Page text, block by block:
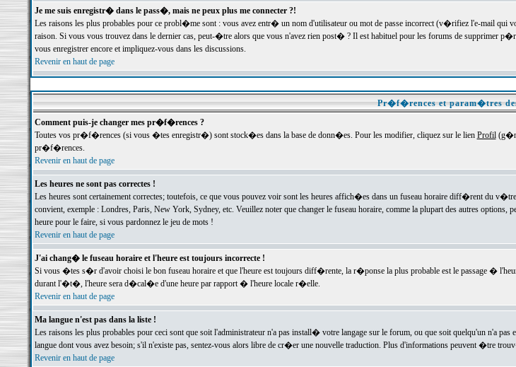
Je me suis enregistr� dans le pass�, mais ne peux plus me connecter ?!
Les raisons les plus probables pour ce probl�me sont : vous avez entr� un nom d'utilisateur ou mot de passe incorrect (v�rifiez l'e-mail
raison. Si vous vous trouvez dans le dernier cas, peut-�tre alors que vous n'avez rien post� ? Il est habituel pour les forums de supprimer
vous enregistrer encore et impliquez-vous dans les discussions.
Revenir en haut de page
Pr�f�rences et param�tres
Comment puis-je changer mes pr�f�rences ?
Toutes vos pr�f�rences (si vous �tes enregistr�) sont stock�es dans la base de donn�es. Pour les modifier, cliquez sur le lien Profil
pr�f�rences.
Revenir en haut de page
Les heures ne sont pas correctes !
Les heures sont certainement correctes; toutefois, ce que vous pouvez voir sont les heures affich�es dans un fuseau horaire diff�rent du
convient, exemple : Londres, Paris, New York, Sydney, etc. Veuillez noter que changer le fuseau horaire, comme la plupart des autres
heure pour le faire, si vous pardonnez le jeu de mots !
Revenir en haut de page
J'ai chang� le fuseau horaire et l'heure est toujours incorrecte !
Si vous �tes s�r d'avoir choisi le bon fuseau horaire et que l'heure est toujours diff�rente, la r�ponse la plus probable est le passage
durant l'�t�, l'heure sera d�cal�e d'une heure par rapport � l'heure locale r�elle.
Revenir en haut de page
Ma langue n'est pas dans la liste !
Les raisons les plus probables pour ceci sont que soit l'administrateur n'a pas install� votre langage sur le forum, ou que soit quelqu'un n'a
langue dont vous avez besoin; s'il n'existe pas, sentez-vous alors libre de cr�er une nouvelle traduction. Plus d'informations peuvent �tre
Revenir en haut de page